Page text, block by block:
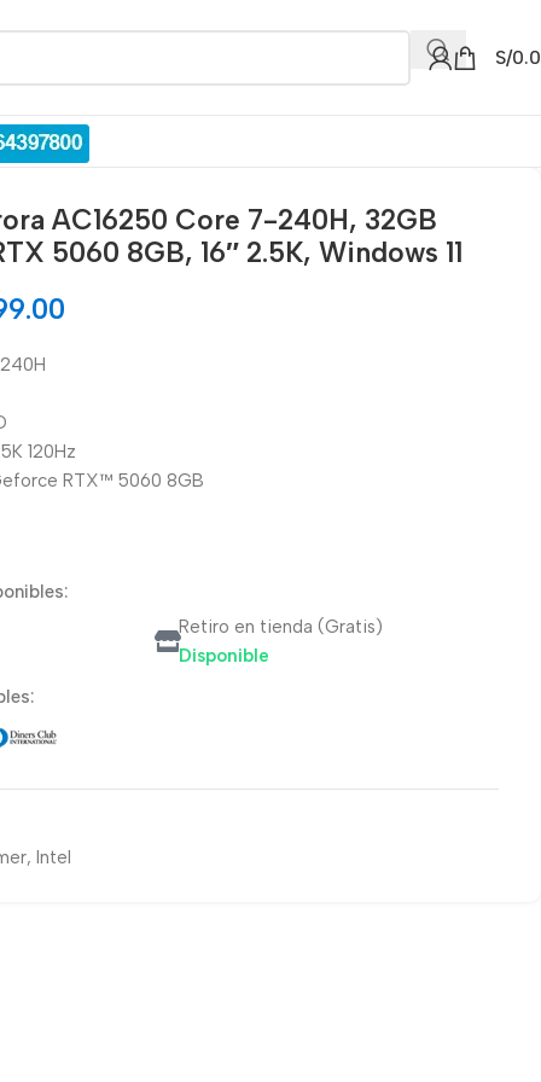
S/
AC16250 Core 7-240H, 32GB
5060 8GB, 16″ 2.5K, Windows 11
120Hz
RTX™ 5060 8GB
Retiro en tienda (Gratis)
Disponible
, Intel